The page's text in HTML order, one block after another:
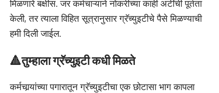
मिळणारे बक्षीस. जर कर्मचाऱ्याने नोकरीच्या काही अटींची पूर्तता
केली, तर त्याला विहित सूत्रानुसार ग्रॅच्युइटीचे पैसे मिळण्याची
हमी दिली जाईल.
🔺तुम्हाला ग्रॅच्युइटी कधी मिळते
कर्मचार्‍यांच्या पगारातून ग्रॅच्युइटीचा एक छोटासा भाग कापला